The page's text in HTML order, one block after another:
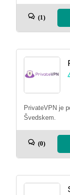
(1)
PrivateVPN je
Švedskem.
(0)